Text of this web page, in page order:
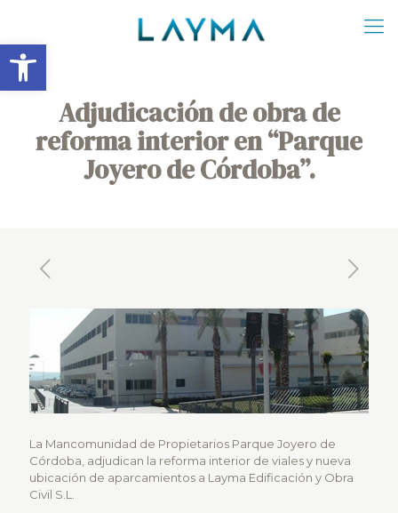
Abrir barra de herramientas
Adjudicación de obra de
reforma interior en “Parque
Joyero de Córdoba”.
La Mancomunidad de Propietarios Parque Joyero de
Córdoba, adjudican la reforma interior de viales y nueva
ubicación de aparcamientos a Layma Edificación y Obra
Civil S.L.